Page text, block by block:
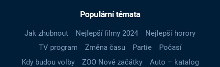
Populární témata
Jak zhubnout Nejlepší filmy 2024
Nejlepší horory
TV program
Změna času Partie
Počasí
Kdy budou volby
ZOO Nové začátky
Auto – katalog